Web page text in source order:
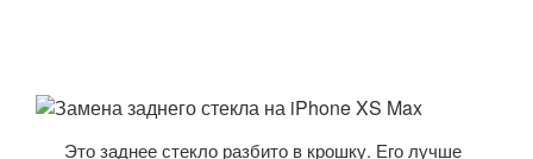
Это заднее стекло разбито в крошку. Его лучше